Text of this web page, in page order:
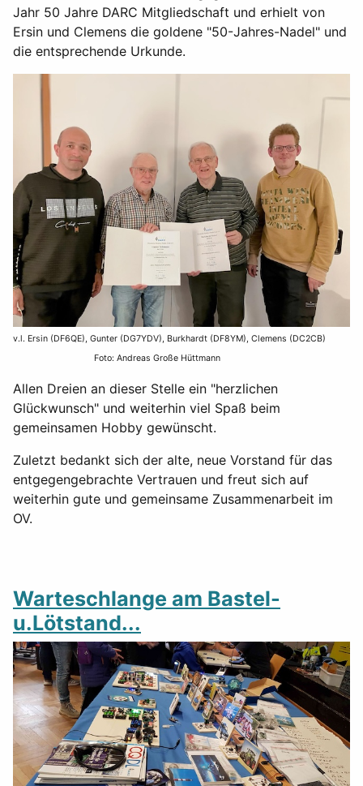
Jahr 50 Jahre DARC Mitgliedschaft und erhielt von
Ersin und Clemens die goldene "50-Jahres-Nadel" und
die entsprechende Urkunde.
v.l. Ersin (DF6QE), Gunter (DG7YDV), Burkhardt (DF8YM), Clemens (DC2CB)
Foto: Andreas Große Hüttmann
Allen Dreien an dieser Stelle ein "herzlichen
Glückwunsch" und weiterhin viel Spaß beim
gemeinsamen Hobby gewünscht.
Zuletzt bedankt sich der alte, neue Vorstand für das
entgegengebrachte Vertrauen und freut sich auf
weiterhin gute und gemeinsame Zusammenarbeit im
OV.
Warteschlange am Bastel-
u.Lötstand...